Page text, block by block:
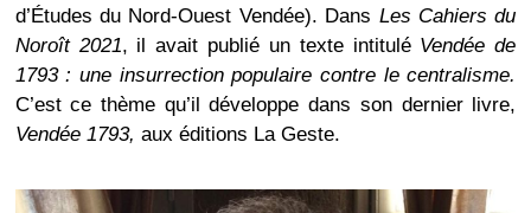
d’Études du Nord-Ouest Vendée). Dans Les Cahiers du
Noroît 2021, il avait publié un texte intitulé Vendée de
1793 : une insurrection populaire contre le centralisme.
C’est ce thème qu’il développe dans son dernier livre,
Vendée 1793, aux éditions La Geste.